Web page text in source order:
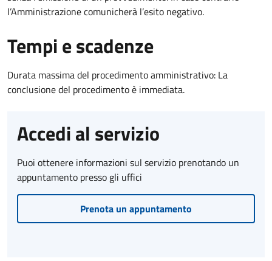
l’Amministrazione comunicherà l’esito negativo.
Tempi e scadenze
Durata massima del procedimento amministrativo: La
conclusione del procedimento è immediata.
Accedi al servizio
Puoi ottenere informazioni sul servizio prenotando un
appuntamento presso gli uffici
Prenota un appuntamento